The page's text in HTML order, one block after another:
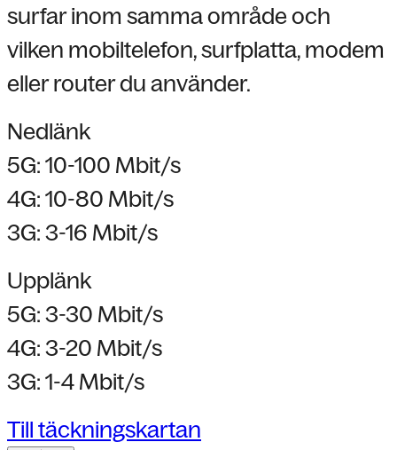
surfar inom samma område och
vilken mobiltelefon, surfplatta, modem
eller router du använder.
Nedlänk
5G: 10-100 Mbit/s
4G: 10-80 Mbit/s
3G: 3-16 Mbit/s
Upplänk
5G: 3-30 Mbit/s
4G: 3-20 Mbit/s
3G: 1-4 Mbit/s
Till täckningskartan